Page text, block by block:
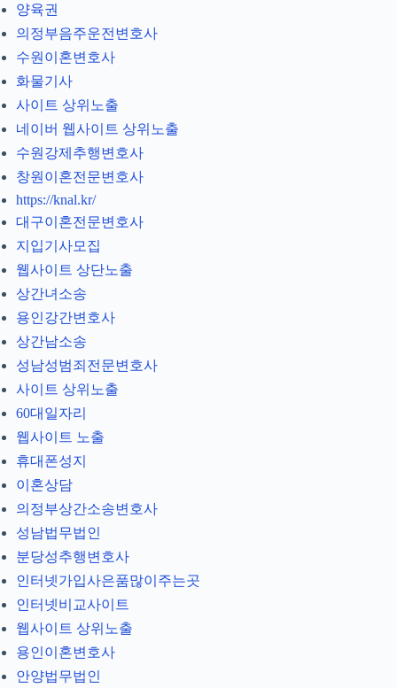
양육권
의정부음주운전변호사
수원이혼변호사
화물기사
사이트 상위노출
네이버 웹사이트 상위노출
수원강제추행변호사
창원이혼전문변호사
https://knal.kr/
대구이혼전문변호사
지입기사모집
웹사이트 상단노출
상간녀소송
용인강간변호사
상간남소송
성남성범죄전문변호사
사이트 상위노출
60대일자리
웹사이트 노출
휴대폰성지
이혼상담
의정부상간소송변호사
성남법무법인
분당성추행변호사
인터넷가입사은품많이주는곳
인터넷비교사이트
웹사이트 상위노출
용인이혼변호사
안양법무법인